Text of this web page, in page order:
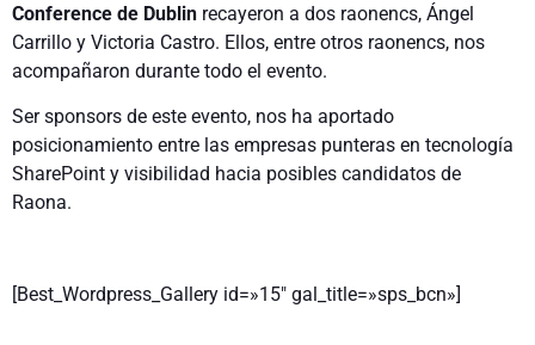
Conference de Dublin recayeron a dos raonencs, Ángel
Carrillo y Victoria Castro. Ellos, entre otros raonencs, nos
acompañaron durante todo el evento.
Ser sponsors de este evento, nos ha aportado
posicionamiento entre las empresas punteras en tecnología
SharePoint y visibilidad hacia posibles candidatos de
Raona.
[Best_Wordpress_Gallery id=»15″ gal_title=»sps_bcn»]